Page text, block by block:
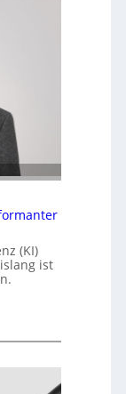
(KI)
ist